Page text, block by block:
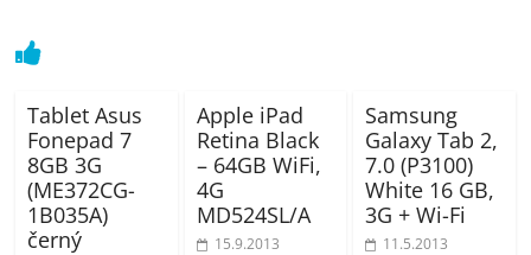
Tablet Asus
Fonepad 7
8GB 3G
(ME372CG-
1B035A)
černý
Apple iPad
Retina Black
– 64GB WiFi,
4G
MD524SL/A
15.9.2013
Samsung
Galaxy Tab 2,
7.0 (P3100)
White 16 GB,
3G + Wi-Fi
11.5.2013